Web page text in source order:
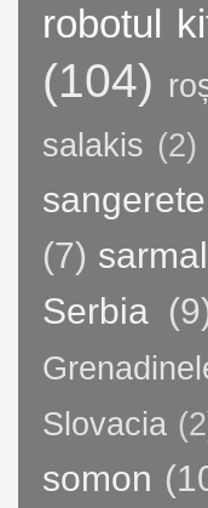
robotul
(104)
salakis (2)
sangerete
(7)
Serbia
Slovacia
somon